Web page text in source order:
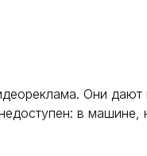
Они дают
в